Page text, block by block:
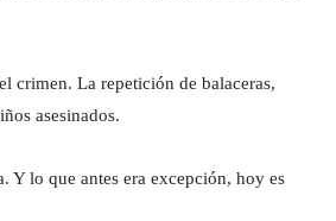
crimen. La repetición de balaceras,
asesinados.
Y lo que antes era excepción, hoy es